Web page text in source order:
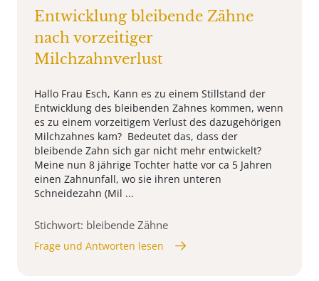
Entwicklung bleibende Zähne
nach vorzeitiger
Milchzahnverlust
Hallo Frau Esch, Kann es zu einem Stillstand der
Entwicklung des bleibenden Zahnes kommen, wenn
es zu einem vorzeitigem Verlust des dazugehörigen
Milchzahnes kam? Bedeutet das, dass der
bleibende Zahn sich gar nicht mehr entwickelt?
Meine nun 8 jährige Tochter hatte vor ca 5 Jahren
einen Zahnunfall, wo sie ihren unteren
Schneidezahn (Mil ...
Stichwort: bleibende Zähne
Frage und Antworten lesen